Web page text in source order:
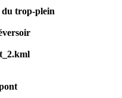
du trop-plein